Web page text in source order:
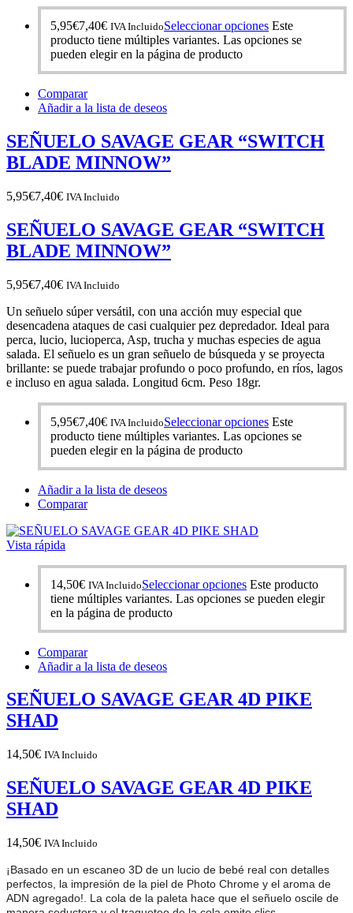
5,95€7,40€ IVA IncluidoSeleccionar opciones Este
producto tiene múltiples variantes. Las opciones se
pueden elegir en la página de producto
Comparar
Añadir a la lista de deseos
SEÑUELO SAVAGE GEAR “SWITCH
BLADE MINNOW”
5,95€7,40€ IVA Incluido
SEÑUELO SAVAGE GEAR “SWITCH
BLADE MINNOW”
5,95€7,40€ IVA Incluido
Un señuelo súper versátil, con una acción muy especial que
desencadena ataques de casi cualquier pez depredador. Ideal para
perca, lucio, lucioperca, Asp, trucha y muchas especies de agua
salada. El señuelo es un gran señuelo de búsqueda y se proyecta
brillante: se puede trabajar profundo o poco profundo, en ríos, lagos
e incluso en agua salada. Longitud 6cm. Peso 18gr.
5,95€7,40€ IVA IncluidoSeleccionar opciones Este
producto tiene múltiples variantes. Las opciones se
pueden elegir en la página de producto
Añadir a la lista de deseos
Comparar
Vista rápida
14,50€ IVA IncluidoSeleccionar opciones Este producto
tiene múltiples variantes. Las opciones se pueden elegir
en la página de producto
Comparar
Añadir a la lista de deseos
SEÑUELO SAVAGE GEAR 4D PIKE
SHAD
14,50€ IVA Incluido
SEÑUELO SAVAGE GEAR 4D PIKE
SHAD
14,50€ IVA Incluido
¡Basado en un escaneo 3D de un lucio de bebé real con detalles
perfectos, la impresión de la piel de Photo Chrome y el aroma de
ADN agregado!
La cola de la paleta hace que el señuelo oscile de